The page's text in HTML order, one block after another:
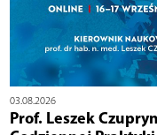
03.08.2026
Prof. Leszek